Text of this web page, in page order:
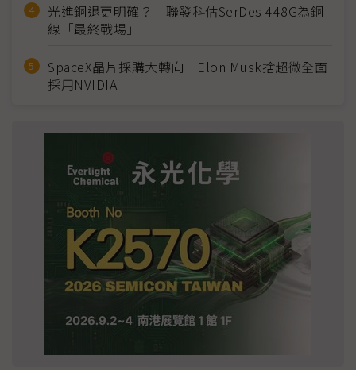
光進銅退更明確？ 聯發科估SerDes 448G為銅
線「最終戰場」
SpaceX晶片採購大轉向 Elon Musk捨超微全面
採用NVIDIA